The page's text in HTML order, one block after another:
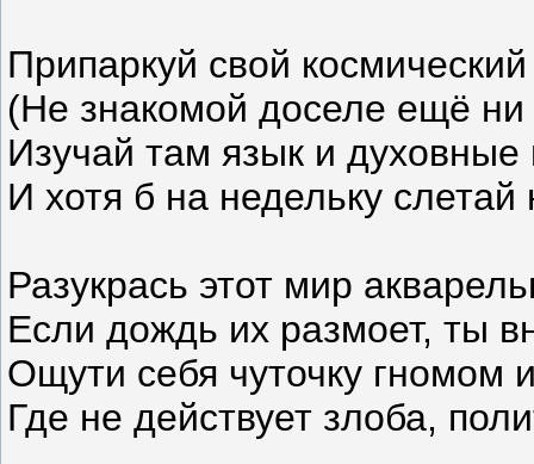
Припаркуй свой
(Не знакомой доселе ещё ни
Изучай там язык и духовные
И хотя б на недельку
Разукрась этот мир
Если дождь их размоет, ты
Ощути себя чуточку гномом
Где не действует злоба,